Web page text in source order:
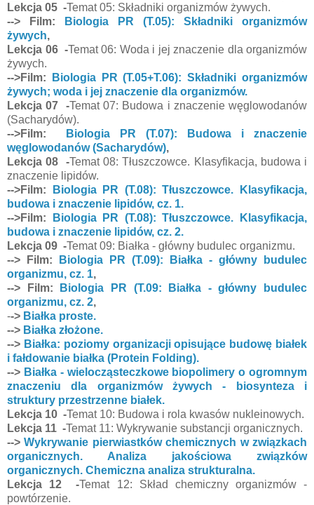
Lekcja 05 -Temat 05: Składniki organizmów żywych.
--> Film:
Biologia PR (T.05): Składniki organizmów
żywych,
Lekcja 06 -Temat 06: Woda i jej znaczenie dla organizmów
żywych.
-->Film:
Biologia PR (T.05+T.06): Składniki organizmów
żywych; woda i jej znaczenie dla organizmów.
Lekcja 07 -Temat 07: Budowa i znaczenie węglowodanów
(Sacharydów).
-->Film:
Biologia PR (T.07): Budowa i znaczenie
węglowodanów (Sacharydów),
Lekcja 08 -Temat 08: Tłuszczowce. Klasyfikacja, budowa i
znaczenie lipidów.
-->Film:
Biologia PR (T.08): Tłuszczowce. Klasyfikacja,
budowa i znaczenie lipidów, cz. 1.
-->Film:
Biologia PR (T.08): Tłuszczowce. Klasyfikacja,
budowa i znaczenie lipidów, cz. 2.
Lekcja 09 -Temat 09: Białka - główny budulec organizmu.
--> Film:
Biologia PR (T.09): Białka - główny budulec
organizmu, cz. 1,
--> Film:
Biologia PR (T.09: Białka - główny budulec
organizmu, cz. 2,
--> Białka proste.
--> Białka złożone.
--> Białka: poziomy organizacji opisujące budowę białek
i fałdowanie białka (Protein Folding).
--> Białka - wielocząsteczkowe biopolimery o ogromnym
znaczeniu dla organizmów żywych - biosynteza i
struktury przestrzenne białek.
Lekcja 10 -Temat 10: Budowa i rola kwasów nukleinowych.
Lekcja 11 -Temat 11: Wykrywanie substancji organicznych.
-->Wykrywanie pierwiastków chemicznych w związkach
organicznych. Analiza jakościowa związków
organicznych. Chemiczna analiza strukturalna.
Lekcja 12 -Temat 12: Skład chemiczny organizmów -
powtórzenie.